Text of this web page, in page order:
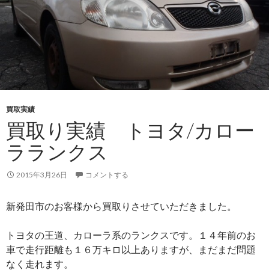
買取実績
買取り実績 トヨタ/カロー
ラランクス
2015年3月26日 コメントする
新発田市のお客様から買取りさせていただきました。
トヨタの王道、カローラ系のランクスです。１４年前のお
車で走行距離も１６万キロ以上ありますが、まだまだ問題
なく走れます。